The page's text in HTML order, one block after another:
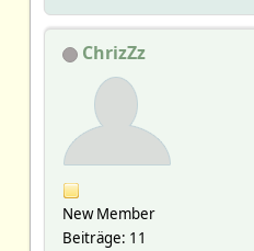
ChrizZz
New Member
Beiträge: 11